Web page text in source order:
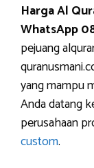
Harga Al
WhatsApp
pejuang
yang mampu
Anda datang
perusahaan
custom.